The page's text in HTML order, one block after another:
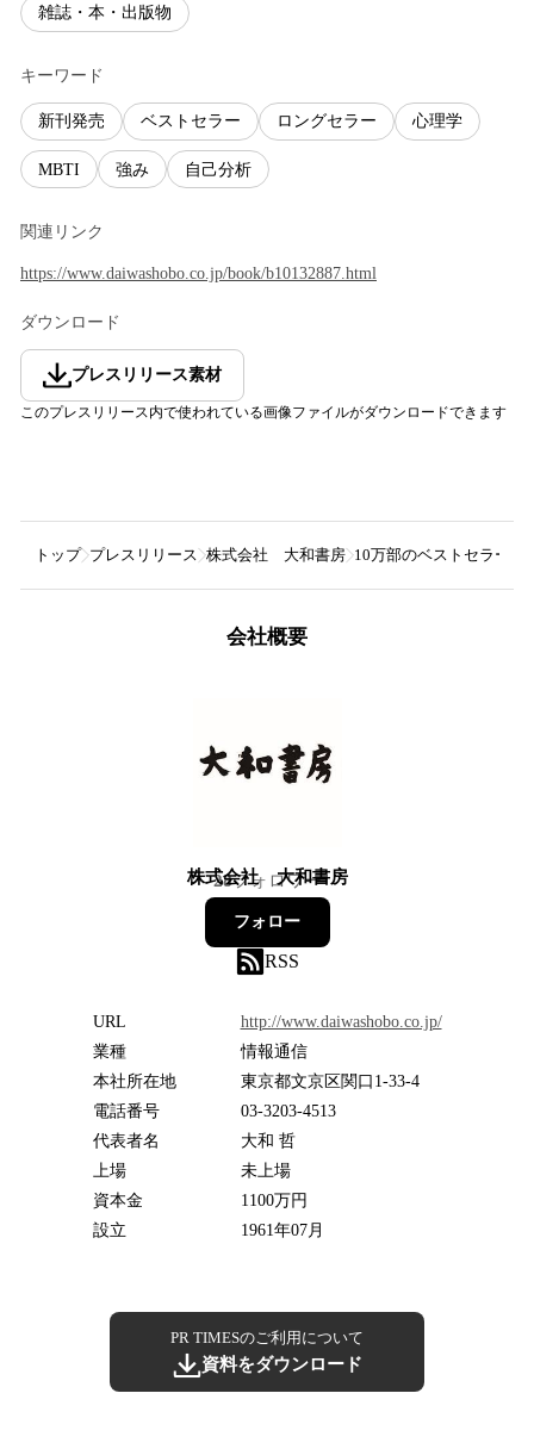
雑誌・本・出版物
キーワード
新刊発売 ベストセラー ロングセラー 心理学
MBTI 強み 自己分析
関連リンク
https://www.daiwashobo.co.jp/book/b10132887.html
ダウンロード
プレスリリース素材
このプレスリリース内で使われている画像ファイルがダウンロードできます
トップ プレスリリース 株式会社 大和書房 10万部のベストセラー待
会社概要
株式会社 大和書房
28フォロワー
フォロー
RSS
URL
http://www.daiwashobo.co.jp/
業種
情報通信
本社所在地
東京都文京区関口1-33-4
電話番号
03-3203-4513
代表者名
大和 哲
上場
未上場
資本金
1100万円
設立
1961年07月
PR TIMESのご利用について
資料をダウンロード